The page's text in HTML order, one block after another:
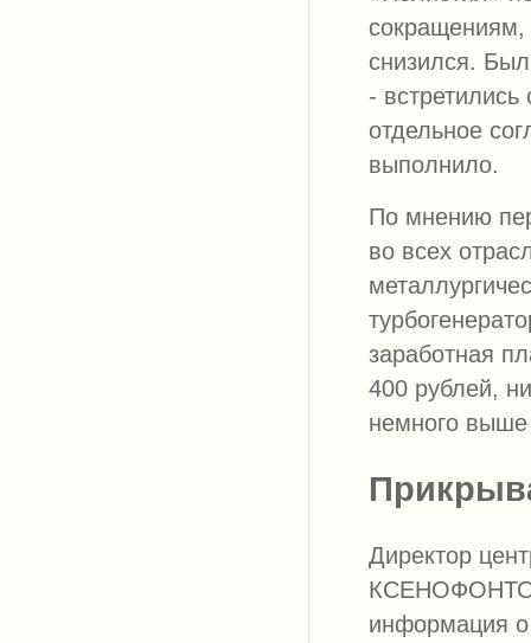
сокращениям,
снизился.
-
отдельное
выполнило.
По мнению
во всех
заработная
400 рублей,
немного
Директор
КСЕНОФОНТОВ
информация